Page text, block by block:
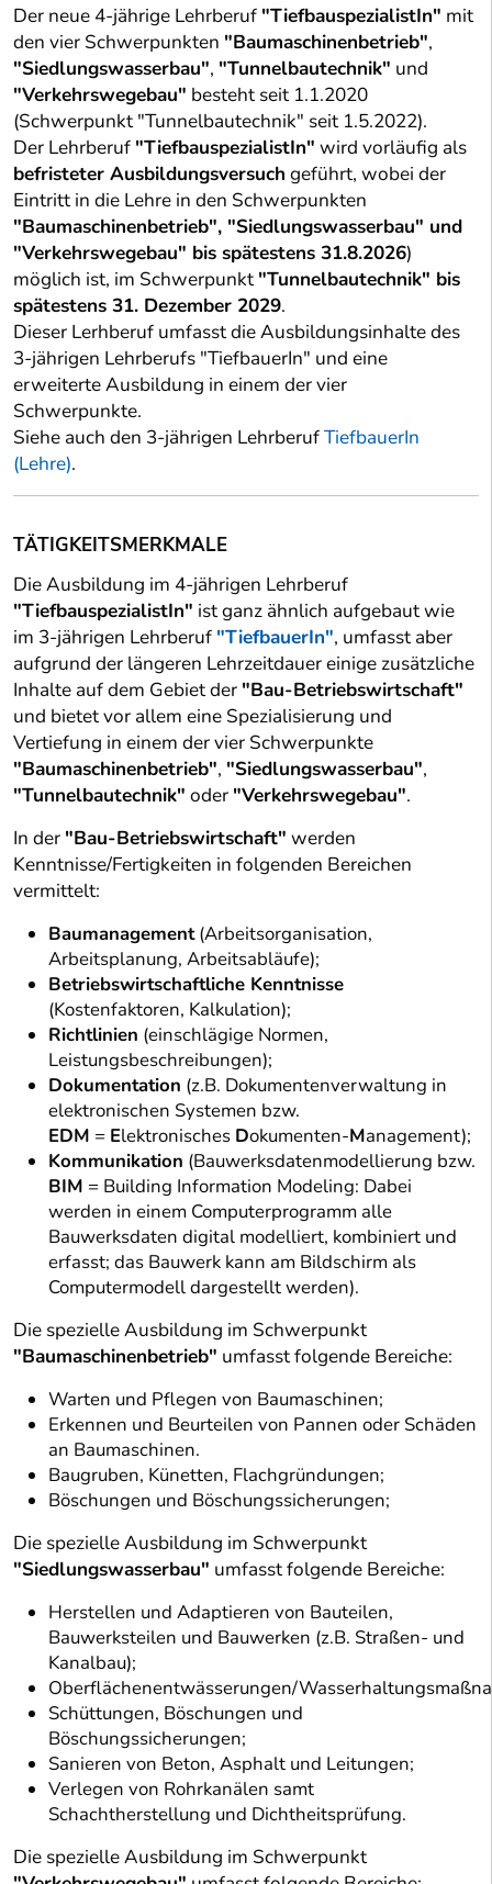
Der neue 4-jährige Lehrberuf "TiefbauspezialistIn" mit
den vier Schwerpunkten "Baumaschinenbetrieb",
"Siedlungswasserbau", "Tunnelbautechnik" und
"Verkehrswegebau" besteht seit 1.1.2020
(Schwerpunkt "Tunnelbautechnik" seit 1.5.2022).
Der Lehrberuf "TiefbauspezialistIn" wird vorläufig als
befristeter Ausbildungsversuch geführt, wobei der
Eintritt in die Lehre in den Schwerpunkten
"Baumaschinenbetrieb", "Siedlungswasserbau" und
"Verkehrswegebau" bis spätestens 31.8.2026)
möglich ist, im Schwerpunkt"Tunnelbautechnik" bis
spätestens 31. Dezember 2029.
Dieser Lerhberuf umfasst die Ausbildungsinhalte des
3-jährigen Lehrberufs "TiefbauerIn" und eine
erweiterte Ausbildung in einem der vier
Schwerpunkte.
Siehe auch den 3-jährigen LehrberufTiefbauerIn
(Lehre).
TÄTIGKEITSMERKMALE
Die Ausbildung im 4-jährigen Lehrberuf
"TiefbauspezialistIn" ist ganz ähnlich aufgebaut wie
im 3-jährigen Lehrberuf "TiefbauerIn", umfasst aber
aufgrund der längeren Lehrzeitdauer einige zusätzliche
Inhalte auf dem Gebiet der "Bau-Betriebswirtschaft"
und bietet vor allem eine Spezialisierung und
Vertiefung in einem der vier Schwerpunkte
"Baumaschinenbetrieb", "Siedlungswasserbau",
"Tunnelbautechnik" oder "Verkehrswegebau".
In der "Bau-Betriebswirtschaft" werden
Kenntnisse/Fertigkeiten in folgenden Bereichen
vermittelt:
Baumanagement(Arbeitsorganisation,
Arbeitsplanung, Arbeitsabläufe);
Betriebswirtschaftliche Kenntnisse
(Kostenfaktoren, Kalkulation);
Richtlinien (einschlägige Normen,
Leistungsbeschreibungen);
Dokumentation (z.B. Dokumentenverwaltung in
elektronischen Systemen bzw.
EDM = Elektronisches Dokumenten-Management);
Kommunikation (Bauwerksdatenmodellierung bzw.
BIM = Building Information Modeling: Dabei
werden in einem Computerprogramm alle
Bauwerksdaten digital modelliert, kombiniert und
erfasst; das Bauwerk kann am Bildschirm als
Computermodell dargestellt werden).
Die spezielle Ausbildung im Schwerpunkt
"Baumaschinenbetrieb" umfasst folgende Bereiche:
Warten und Pflegen von Baumaschinen;
Erkennen und Beurteilen von Pannen oder Schäden
an Baumaschinen.
Baugruben, Künetten, Flachgründungen;
Böschungen und Böschungssicherungen;
Die spezielle Ausbildung im Schwerpunkt
"Siedlungswasserbau" umfasst folgende Bereiche:
Herstellen und Adaptieren von Bauteilen,
Bauwerksteilen und Bauwerken (z.B. Straßen- und
Kanalbau);
Oberflächenentwässerungen/
Schüttungen, Böschungen und
Böschungssicherungen;
Sanieren von Beton, Asphalt und Leitungen;
Verlegen von Rohrkanälen samt
Schachtherstellung und Dichtheitsprüfung.
Die spezielle Ausbildung im Schwerpunkt